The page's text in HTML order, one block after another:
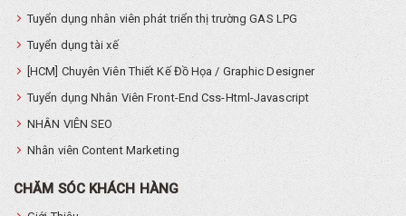
Tuyển dụng nhân viên phát triển thị trường GAS LPG
Tuyển dụng tài xế
[HCM] Chuyên Viên Thiết Kế Đồ Họa / Graphic Designer
Tuyển dụng Nhân Viên Front-End Css-Html-Javascript
NHÂN VIÊN SEO
Nhân viên Content Marketing
CHĂM SÓC KHÁCH HÀNG